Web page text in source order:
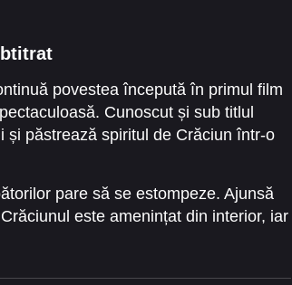
povestea începută în primul film
Cunoscut și sub titlul
și păstrează spiritul de Crăciun într-o
pare să se estompeze. Ajunsă
este amenințat din interior, iar